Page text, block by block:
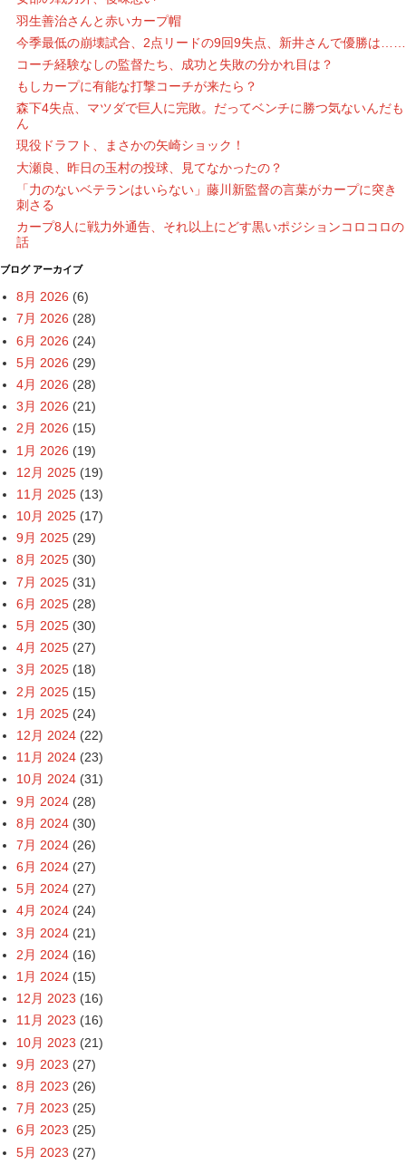
羽生善治さんと赤いカープ帽
今季最低の崩壊試合、2点リードの9回9失点、新井さんで優勝は……
コーチ経験なしの監督たち、成功と失敗の分かれ目は？
もしカープに有能な打撃コーチが来たら？
森下4失点、マツダで巨人に完敗。だってベンチに勝つ気ないんだも
ん
現役ドラフト、まさかの矢崎ショック！
大瀬良、昨日の玉村の投球、見てなかったの？
「力のないベテランはいらない」藤川新監督の言葉がカープに突き
刺さる
カープ8人に戦力外通告、それ以上にどす黒いポジションコロコロの
話
ブログ アーカイブ
8月 2026 (6)
7月 2026 (28)
6月 2026 (24)
5月 2026 (29)
4月 2026 (28)
3月 2026 (21)
2月 2026 (15)
1月 2026 (19)
12月 2025 (19)
11月 2025 (13)
10月 2025 (17)
9月 2025 (29)
8月 2025 (30)
7月 2025 (31)
6月 2025 (28)
5月 2025 (30)
4月 2025 (27)
3月 2025 (18)
2月 2025 (15)
1月 2025 (24)
12月 2024 (22)
11月 2024 (23)
10月 2024 (31)
9月 2024 (28)
8月 2024 (30)
7月 2024 (26)
6月 2024 (27)
5月 2024 (27)
4月 2024 (24)
3月 2024 (21)
2月 2024 (16)
1月 2024 (15)
12月 2023 (16)
11月 2023 (16)
10月 2023 (21)
9月 2023 (27)
8月 2023 (26)
7月 2023 (25)
6月 2023 (25)
5月 2023 (27)